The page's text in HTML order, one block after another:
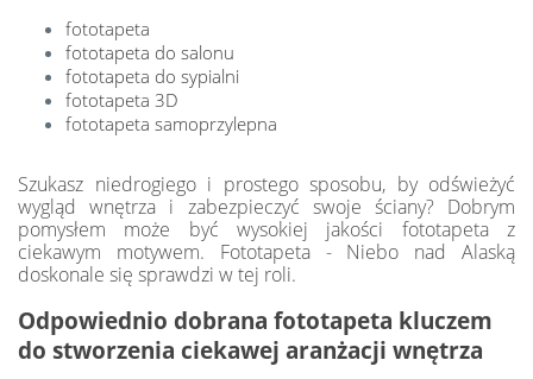
fototapeta
fototapeta do salonu
fototapeta do sypialni
fototapeta 3D
fototapeta samoprzylepna
Szukasz niedrogiego i prostego sposobu, by odświeżyć
wygląd wnętrza i zabezpieczyć swoje ściany? Dobrym
pomysłem może być wysokiej jakości fototapeta z
ciekawym motywem. Fototapeta - Niebo nad Alaską
doskonale się sprawdzi w tej roli.
Odpowiednio dobrana fototapeta kluczem
do stworzenia ciekawej aranżacji wnętrza